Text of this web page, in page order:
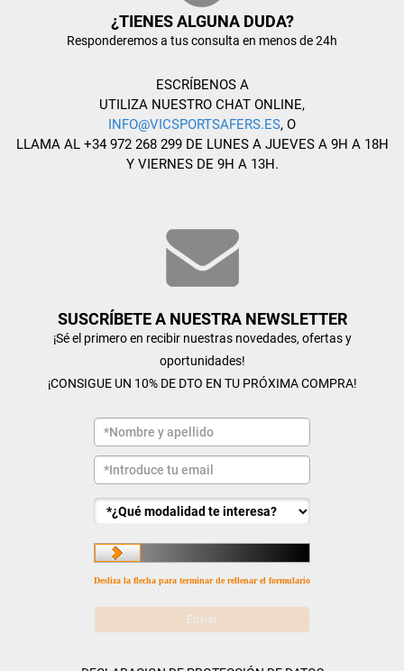
¿TIENES ALGUNA DUDA?
Responderemos a tus consulta en menos de 24h
ESCRÍBENOS A
UTILIZA NUESTRO CHAT ONLINE,
INFO@VICSPORTSAFERS.ES, O
LLAMA AL +34 972 268 299 DE LUNES A JUEVES A 9H A 18H
Y VIERNES DE 9H A 13H.
SUSCRÍBETE A NUESTRA NEWSLETTER
¡Sé el primero en recibir nuestras novedades, ofertas y
oportunidades!
¡CONSIGUE UN 10% DE DTO EN TU PRÓXIMA COMPRA!
Desliza la flecha para terminar de rellenar el formulario